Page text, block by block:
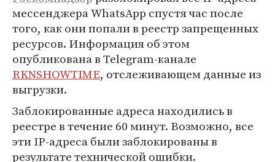
мессенджера WhatsApp спустя час после
того, как они попали в реестр запрещенных
ресурсов. Информация об этом
опубликована в Telegram-канале
RKNSHOWTIME, отслеживающем данные из
выгрузки.
Заблокированные адреса находились в
реестре в течение 60 минут. Возможно, все
эти IP-адреса были заблокированы в
результате технической ошибки.